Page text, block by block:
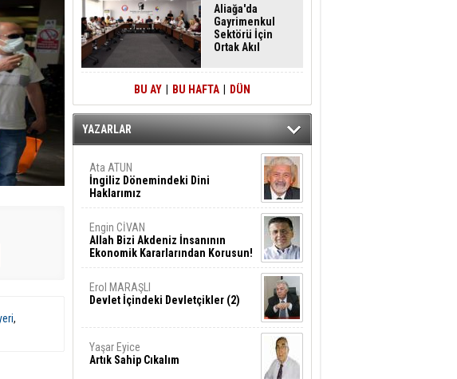
,
Aliağa'da
Gayrimenkul
Sektörü İçin
Ortak Akıl
BU AY BU HAFTA DÜN
YAZARLAR
Ata ATUN
İngiliz Dönemindeki Dini
Haklarımız
Engin CİVAN
Allah Bizi Akdeniz İnsanının
Ekonomik Kararlarından Korusun!
Erol MARAŞLI
Devlet İçindeki Devletçikler (2)
Yaşar Eyice
Artık Sahip Cıkalım